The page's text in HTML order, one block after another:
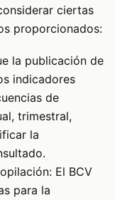
ciertas
proporcionados:
la publicación de
indicadores
de
trimestral,
la
El BCV
para la